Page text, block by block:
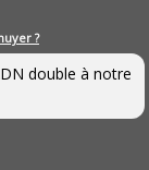
?
double à notre